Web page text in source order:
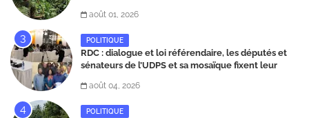
août 01, 2026
POLITIQUE
RDC : dialogue et loi référendaire, les députés et
sénateurs de l’UDPS et sa mosaïque fixent leur
Matata
août 04, 2026
POLITIQUE